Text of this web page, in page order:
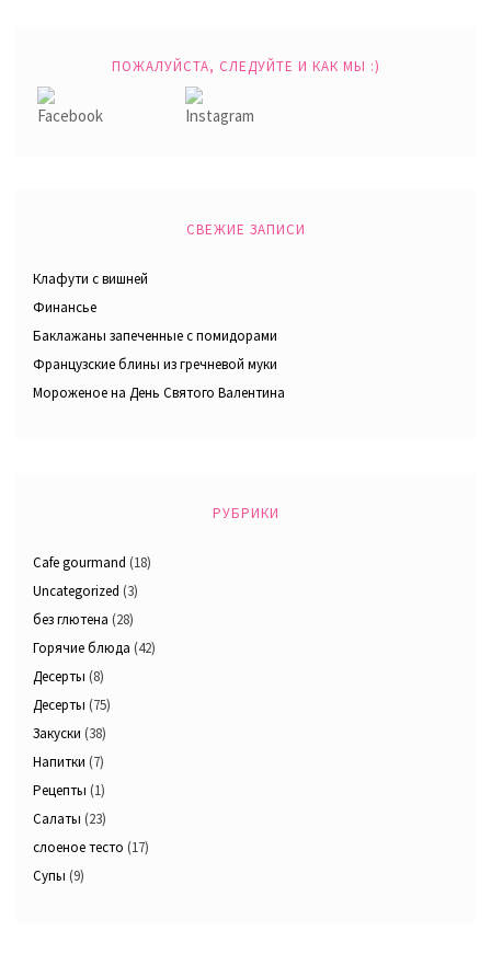
ПОЖАЛУЙСТА, СЛЕДУЙТЕ И КАК МЫ :)
СВЕЖИЕ ЗАПИСИ
Клафути с вишней
Финансье
Баклажаны запеченные с помидорами
Французские блины из гречневой муки
Мороженое на День Святого Валентина
РУБРИКИ
Cafe gourmand (18)
Uncategorized (3)
без глютена (28)
Горячие блюда (42)
Десерты (8)
Десерты (75)
Закуски (38)
Напитки (7)
Рецепты (1)
Салаты (23)
слоеное тесто (17)
Супы (9)